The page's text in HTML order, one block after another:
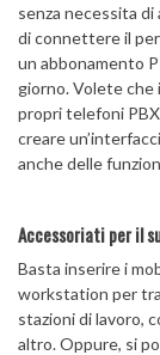
senza necessita
di connettere il
un abbonamento
giorno. Volete che
propri telefoni
creare
anche delle
Accessoriati per il
Basta inserire i
workstation per
stazioni di lavoro,
altro. Oppure, si